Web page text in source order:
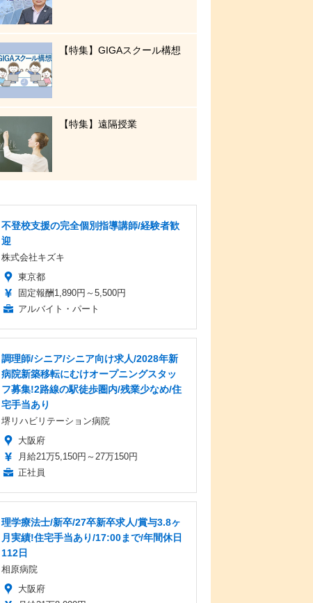
【特集】GIGAスクール構想
【特集】遠隔授業
不登校支援の完全個別指導講師/経験者歓
迎
株式会社キズキ
東京都
固定報酬1,890円～5,500円
アルバイト・パート
調理師/シニア/シニア向け求人/2028年新
病院新築移転にむけオープニングスタッ
フ募集!2路線の駅徒歩圏内/残業少なめ/住
宅手当あり
堺リハビリテーション病院
大阪府
月給21万5,150円～27万150円
正社員
理学療法士/新卒/27卒新卒求人/賞与3.8ヶ
月実績!住宅手当あり/17:00まで/年間休日
112日
相原病院
大阪府